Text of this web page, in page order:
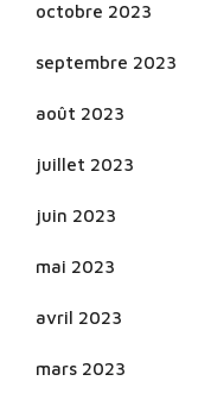
octobre 2023
septembre 2023
août 2023
juillet 2023
juin 2023
mai 2023
avril 2023
mars 2023